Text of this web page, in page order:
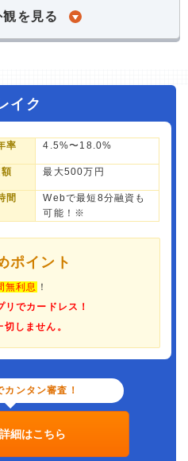
観を見る
イク
率 4.5%〜18.0%
最大500万円
間
Webで最短8分融資も
可能！※
ポイント
無利息 ！
リでカードレス！
切しません。
カンタン審査！
細はこちら